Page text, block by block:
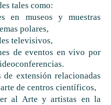
tales como:
en museos y muestras
polares,
televisivos,
de eventos en vivo por
de extensión relacionadas
de centros científicos,
al Arte y artistas en la